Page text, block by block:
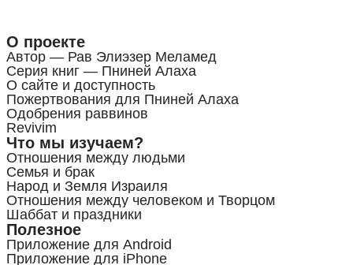
О проекте
Автор — Рав Элиэзер Меламед
Серия книг — Пниней Алаха
О сайте и доступность
Пожертвования для Пниней Алаха
Одобрения раввинов
Revivim
Что мы изучаем?
Отношения между людьми
Семья и брак
Народ и Земля Израиля
Отношения между человеком и Творцом
Шаббат и праздники
Полезное
Приложение для Android
Приложение для iPhone